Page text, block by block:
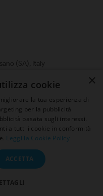
- Termini e condizioni
×
cookie
la tua esperienza di
per la pubblicità
basata sugli interessi.
a tutti i cookie in conformità
Leggi la Cookie Policy
ACCETTA